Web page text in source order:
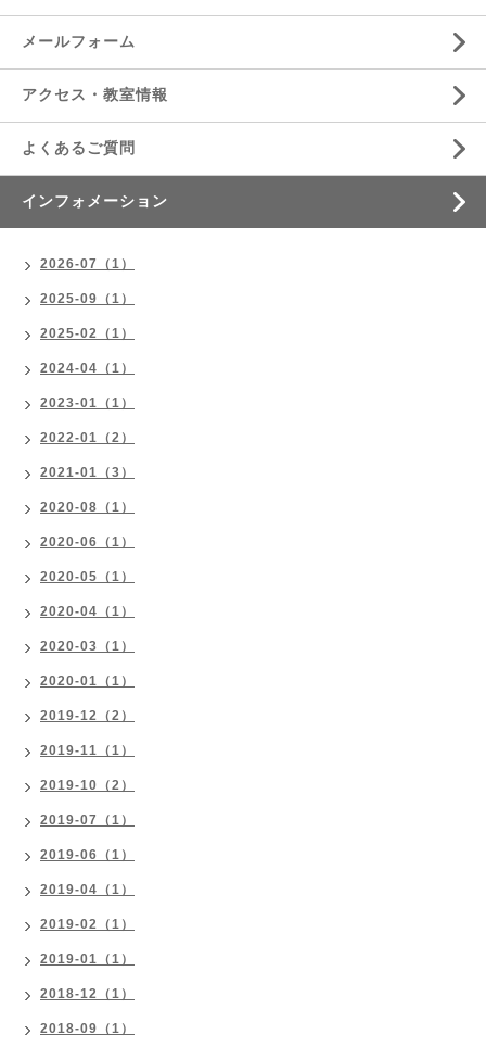
メールフォーム
アクセス・教室情報
よくあるご質問
インフォメーション
2026-07（1）
2025-09（1）
2025-02（1）
2024-04（1）
2023-01（1）
2022-01（2）
2021-01（3）
2020-08（1）
2020-06（1）
2020-05（1）
2020-04（1）
2020-03（1）
2020-01（1）
2019-12（2）
2019-11（1）
2019-10（2）
2019-07（1）
2019-06（1）
2019-04（1）
2019-02（1）
2019-01（1）
2018-12（1）
2018-09（1）